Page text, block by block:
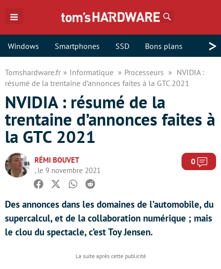
Windows Smartphones SSD Bons plans >
Tomshardware.fr Informatique Processeurs
NVIDIA :
résumé de la trentaine d’annonces faites à la GTC 2021
NVIDIA : résumé de la
trentaine d’annonces faites à
la GTC 2021
RÉMI BOUVET
, le 9 novembre 2021
0
Facebook
TwitterWhatsapp
Reddit
Des annonces dans les domaines de l’automobile, du
supercalcul, et de la collaboration numérique ; mais
le clou du spectacle, c’est Toy Jensen.